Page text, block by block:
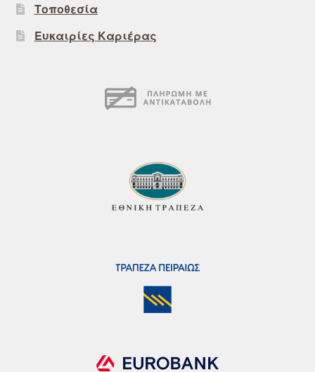
Τοποθεσία
Ευκαιρίες Καριέρας